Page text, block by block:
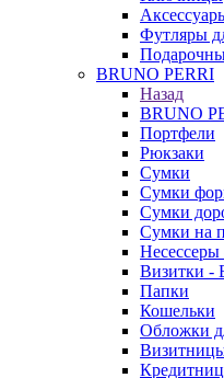
Футляры
BRUNO PERRI
Назад
BRUNO
Портфели
Рюкзаки
Сумки
Сумки
Сумки
Сумки на
Визитки -
Папки
Кошельки
Обложки